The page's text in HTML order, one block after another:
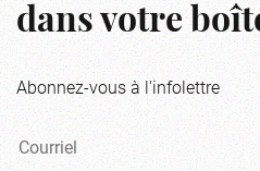
dans votre
Abonnez-vous à l'infolettre